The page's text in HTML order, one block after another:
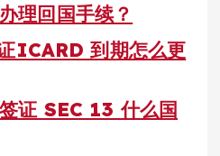
理回国手续？
ICARD 到期怎么更
签证 SEC 13 什么国